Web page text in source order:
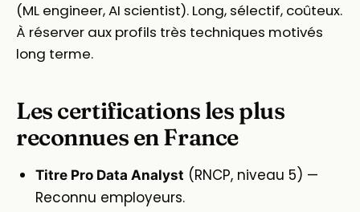
(ML engineer, AI scientist). Long, sélectif, coûteux.
À réserver aux profils très techniques motivés
long terme.
Les certifications les plus
reconnues en France
Titre Pro Data Analyst (RNCP, niveau 5) —
Reconnu employeurs.